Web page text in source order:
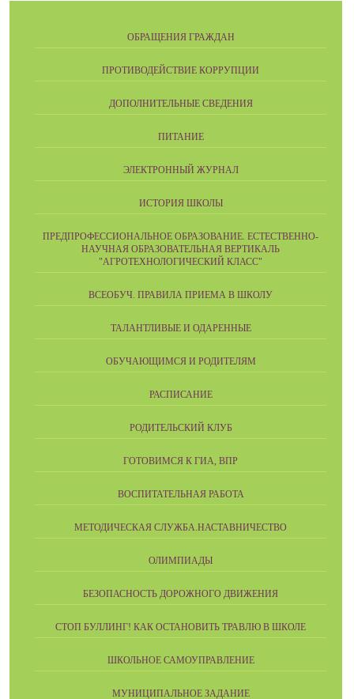
ОБРАЩЕНИЯ ГРАЖДАН
ПРОТИВОДЕЙСТВИЕ КОРРУПЦИИ
ДОПОЛНИТЕЛЬНЫЕ СВЕДЕНИЯ
ПИТАНИЕ
ЭЛЕКТРОННЫЙ ЖУРНАЛ
ИСТОРИЯ ШКОЛЫ
ПРЕДПРОФЕССИОНАЛЬНОЕ ОБРАЗОВАНИЕ. ЕСТЕСТВЕННО-
НАУЧНАЯ ОБРАЗОВАТЕЛЬНАЯ ВЕРТИКАЛЬ
"АГРОТЕХНОЛОГИЧЕСКИЙ КЛАСС"
ВСЕОБУЧ. ПРАВИЛА ПРИЕМА В ШКОЛУ
ТАЛАНТЛИВЫЕ И ОДАРЕННЫЕ
ОБУЧАЮЩИМСЯ И РОДИТЕЛЯМ
РАСПИСАНИЕ
РОДИТЕЛЬСКИЙ КЛУБ
ГОТОВИМСЯ К ГИА, ВПР
ВОСПИТАТЕЛЬНАЯ РАБОТА
МЕТОДИЧЕСКАЯ СЛУЖБА.НАСТАВНИЧЕСТВО
ОЛИМПИАДЫ
БЕЗОПАСНОСТЬ ДОРОЖНОГО ДВИЖЕНИЯ
СТОП БУЛЛИНГ! КАК ОСТАНОВИТЬ ТРАВЛЮ В ШКОЛЕ
ШКОЛЬНОЕ САМОУПРАВЛЕНИЕ
МУНИЦИПАЛЬНОЕ ЗАДАНИЕ